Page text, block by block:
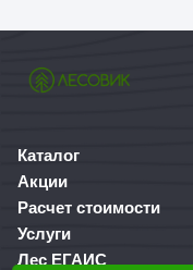
Каталог
Акции
Расчет стоимости
Услуги
Лес ЕГАИС